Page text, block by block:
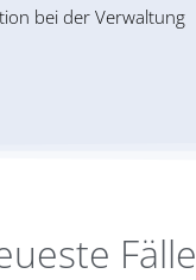
bei der Verwaltung
Fälle